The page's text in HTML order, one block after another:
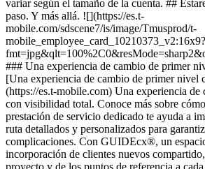
variar según el tamaño de la cuenta. ##
paso. Y más allá. ![](https://es.t-
mobile.com/sdscene7/is/image/Tmusprod/t-
mobile_employee_card_10210373_v2:16x9?
### Una experiencia de cambio de primer
[Una experiencia de cambio de primer nivel
(https://es.t-mobile.com) Una experiencia
con visibilidad total. Conoce más sobre
prestación de servicio dedicado te ayuda a
ruta detallados y personalizados para
complicaciones. Con GUIDEcx®, un
incorporación de clientes nuevos
proyecto y de los puntos de referencia a